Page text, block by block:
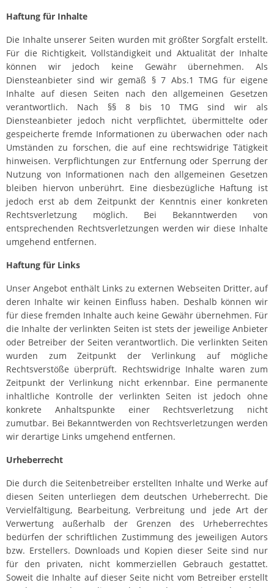
Haftung für Inhalte
Die Inhalte unserer Seiten wurden mit größter Sorgfalt erstellt.
Für die Richtigkeit, Vollständigkeit und Aktualität der Inhalte
können wir jedoch keine Gewähr übernehmen. Als
Diensteanbieter sind wir gemäß § 7 Abs.1 TMG für eigene
Inhalte auf diesen Seiten nach den allgemeinen Gesetzen
verantwortlich. Nach §§ 8 bis 10 TMG sind wir als
Diensteanbieter jedoch nicht verpflichtet, übermittelte oder
gespeicherte fremde Informationen zu überwachen oder nach
Umständen zu forschen, die auf eine rechtswidrige Tätigkeit
hinweisen. Verpflichtungen zur Entfernung oder Sperrung der
Nutzung von Informationen nach den allgemeinen Gesetzen
bleiben hiervon unberührt. Eine diesbezügliche Haftung ist
jedoch erst ab dem Zeitpunkt der Kenntnis einer konkreten
Rechtsverletzung möglich. Bei Bekanntwerden von
entsprechenden Rechtsverletzungen werden wir diese Inhalte
umgehend entfernen.
Haftung für Links
Unser Angebot enthält Links zu externen Webseiten Dritter, auf
deren Inhalte wir keinen Einfluss haben. Deshalb können wir
für diese fremden Inhalte auch keine Gewähr übernehmen. Für
die Inhalte der verlinkten Seiten ist stets der jeweilige Anbieter
oder Betreiber der Seiten verantwortlich. Die verlinkten Seiten
wurden zum Zeitpunkt der Verlinkung auf mögliche
Rechtsverstöße überprüft. Rechtswidrige Inhalte waren zum
Zeitpunkt der Verlinkung nicht erkennbar. Eine permanente
inhaltliche Kontrolle der verlinkten Seiten ist jedoch ohne
konkrete Anhaltspunkte einer Rechtsverletzung nicht
zumutbar. Bei Bekanntwerden von Rechtsverletzungen werden
wir derartige Links umgehend entfernen.
Urheberrecht
Die durch die Seitenbetreiber erstellten Inhalte und Werke auf
diesen Seiten unterliegen dem deutschen Urheberrecht. Die
Vervielfältigung, Bearbeitung, Verbreitung und jede Art der
Verwertung außerhalb der Grenzen des Urheberrechtes
bedürfen der schriftlichen Zustimmung des jeweiligen Autors
bzw. Erstellers. Downloads und Kopien dieser Seite sind nur
für den privaten, nicht kommerziellen Gebrauch gestattet.
Soweit die Inhalte auf dieser Seite nicht vom Betreiber erstellt